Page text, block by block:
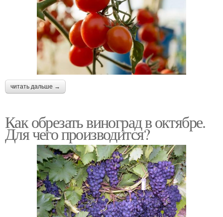
читать дальше →
Как обрезать виноград в октябре.
Для чего производится?